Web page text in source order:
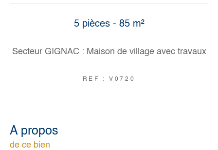
5 pièces - 85 m²
Secteur GIGNAC : Maison de village avec travaux
REF : V0720
a propos
de ce bien